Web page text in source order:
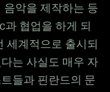
음악을 제작하는 등
협업을 하게 되
세계적으로 출시되
는 사실도 매우 자
들과 핀란드의 문